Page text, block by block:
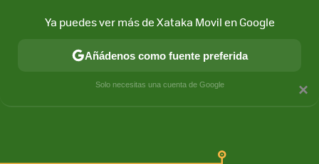
×
Ya puedes ver más de Xataka Movil en Google
Añádenos como fuente preferida
Solo necesitas una cuenta de Google